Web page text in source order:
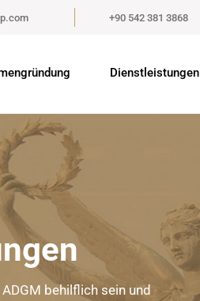
+90 542 381 3868
Dienstleistungen
behilflich sein und